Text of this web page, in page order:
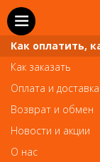
Как оплатить,
Как заказать
Оплата и доставка
Возврат и обмен
Новости и акции
О нас